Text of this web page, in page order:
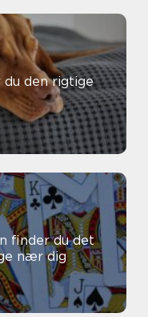
du den rigtige
nær dig